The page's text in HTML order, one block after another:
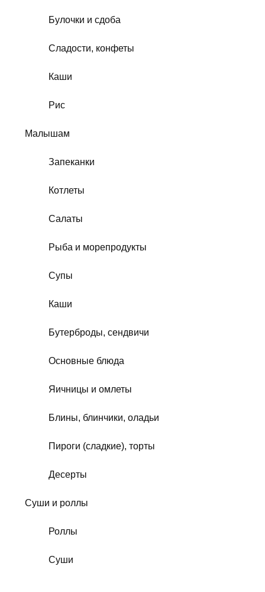
Булочки и сдоба
Сладости, конфеты
Каши
Рис
Малышам
Запеканки
Котлеты
Салаты
Рыба и морепродукты
Супы
Каши
Бутерброды, сендвичи
Основные блюда
Яичницы и омлеты
Блины, блинчики, оладьи
Пироги (сладкие), торты
Десерты
Суши и роллы
Роллы
Суши